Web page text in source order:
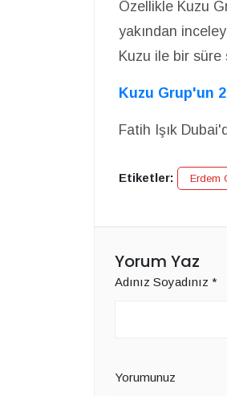
Özellikle Kuzu
yakından
Kuzu ile bir
Kuzu Grup'un
Fatih Işık
Etiketler: Erdem
Yorum Yaz
Adınız Soyadınız *
Yorumunuz